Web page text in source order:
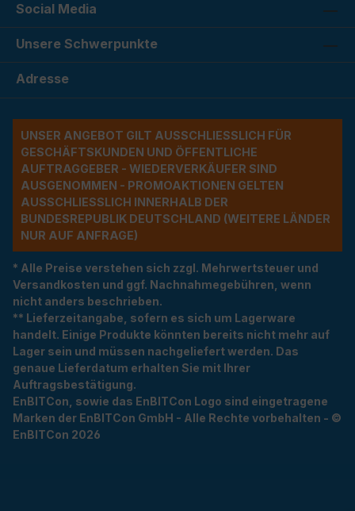
Social Media
Unsere Schwerpunkte
Adresse
UNSER ANGEBOT GILT AUSSCHLIESSLICH FÜR G
ESCHÄFTSKUNDEN UND ÖFFENTLICHE A
UFTRAGGEBER - WIEDERVERKÄUFER SIND A
USGENOMMEN - PROMOAKTIONEN GELTEN A
USSCHLIESSLICH INNERHALB DER BU
NDESREPUBLIK DEUTSCHLAND (WEITERE LÄNDER NU
R AUF ANFRAGE)
* Alle Preise verstehen sich zzgl. Mehrwertsteuer und
Versandkosten und ggf. Nachnahmegebühren, wenn
nicht anders beschrieben.
** Lieferzeitangabe, sofern es sich um Lagerware
handelt. Einige Produkte könnten bereits nicht mehr auf
Lager sein und müssen nachgeliefert werden. Das
genaue Lieferdatum erhalten Sie mit Ihrer
Auftragsbestätigung.
EnBITCon, sowie das EnBITCon Logo sind eingetragene
Marken der EnBITCon GmbH - Alle Rechte vorbehalten - ©
EnBITCon 2026